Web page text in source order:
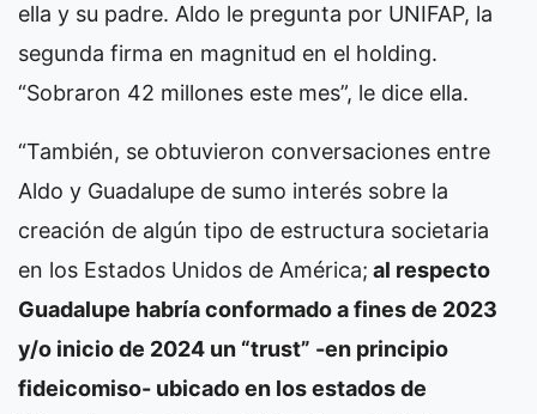
ella y su padre. Aldo le pregunta por UNIFAP, la
segunda firma en magnitud en el holding.
“Sobraron 42 millones este mes”, le dice ella.
“También, se obtuvieron conversaciones entre
Aldo y Guadalupe de sumo interés sobre la
creación de algún tipo de estructura societaria
en los Estados Unidos de América; al respecto
Guadalupe habría conformado a fines de 2023
y/o inicio de 2024 un “trust” -en principio
fideicomiso- ubicado en los estados de